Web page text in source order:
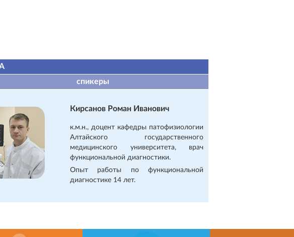
спикеры
Кирсанов Роман Иванович
к.м.н., доцент кафедры патофизиологии
Алтайского государственного
медицинского университета, врач
функциональной диагностики.
Опыт работы по функциональной
диагностике 14 лет.